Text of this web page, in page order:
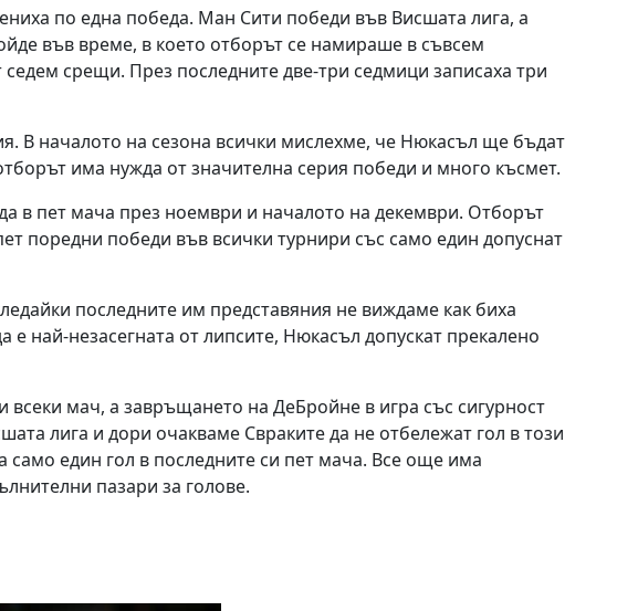
по една победа. Ман Сити победи във Висшата лига, а
във време, в което отборът се намираше в съвсем
срещи. През последните две-три седмици записаха три
В началото на сезона всички мислехме, че Нюкасъл ще бъдат
има нужда от значителна серия победи и много късмет.
в пет мача през ноември и началото на декември. Отборът
поредни победи във всички турнири със само един допуснат
последните им представяния не виждаме как биха
най-незасегната от липсите, Нюкасъл допускат прекалено
мач, а завръщането на ДеБройне в игра със сигурност
лига и дори очакваме Свраките да не отбележат гол в този
само един гол в последните си пет мача. Все още има
пазари за голове.